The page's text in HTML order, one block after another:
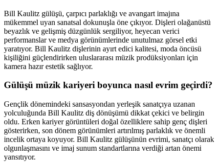
Bill Kaulitz gülüşü, çarpıcı parlaklığı ve avangart imajına
mükemmel uyan sanatsal dokunuşla öne çıkıyor. Dişleri olağanüstü
beyazlık ve gelişmiş düzgünlük sergiliyor, heyecan verici
performanslar ve medya görünümlerinde unutulmaz görsel etki
yaratıyor. Bill Kaulitz dişlerinin ayırt edici kalitesi, moda öncüsü
kişiliğini güçlendirirken uluslararası müzik prodüksiyonları için
kamera hazır estetik sağlıyor.
Gülüşü müzik kariyeri boyunca nasıl evrim geçirdi?
Gençlik dönemindeki sansasyondan yerleşik sanatçıya uzanan
yolculuğunda Bill Kaulitz diş dönüşümü dikkat çekici ve belirgin
oldu. Erken kariyer görüntüleri doğal özelliklere sahip genç dişleri
gösterirken, son dönem görünümleri artırılmış parlaklık ve önemli
incelik ortaya koyuyor. Bill Kaulitz gülüşünün evrimi, sanatçı olarak
olgunlaşmasını ve imaj sunum standartlarına verdiği artan önemi
yansıtıyor.